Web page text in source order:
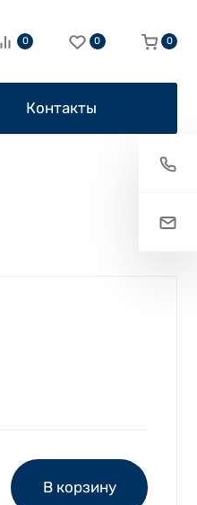
0 0 0
Контакты
В корзину